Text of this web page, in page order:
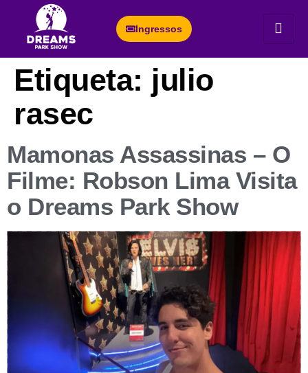
Ingressos
Etiqueta: julio
rasec
Mamonas Assassinas – O
Filme: Robson Lima Visita
o Dreams Park Show